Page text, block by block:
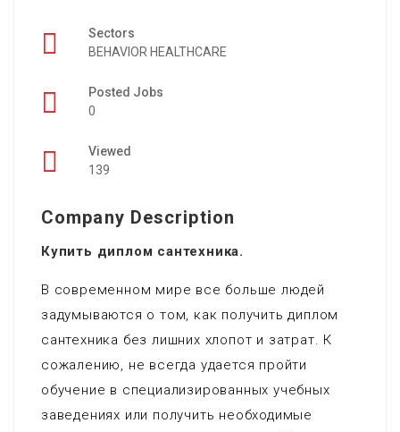
Sectors
BEHAVIOR HEALTHCARE
Posted Jobs
0
Viewed
139
Company Description
Купить диплом сантехника.
В современном мире все больше людей
задумываются о том, как получить диплом
сантехника без лишних хлопот и затрат. К
сожалению, не всегда удается пройти
обучение в специализированных учебных
заведениях или получить необходимые